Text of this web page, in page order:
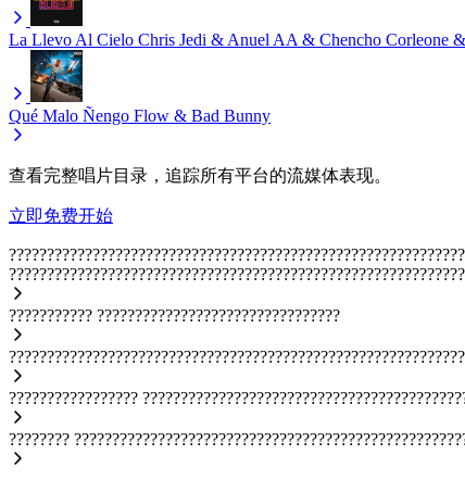
La Llevo Al Cielo Chris Jedi & Anuel AA & Chencho Corleone
Qué Malo Ñengo Flow & Bad Bunny
查看完整唱片目录，追踪所有平台的流媒体表现。
立即免费开始
??????????? ????????????????????????????????
?????????????????
????????